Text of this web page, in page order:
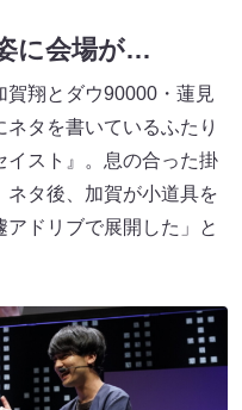
に会場が…
賀翔とダウ90000・蓮見
タを書いているふたり
イスト』。息の合った掛
ネタ後、加賀が小道具を
ドリブで展開した」と